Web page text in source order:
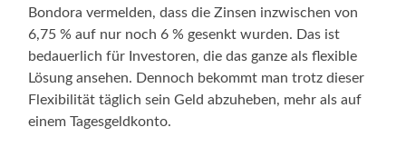
Bondora vermelden, dass die Zinsen inzwischen von
6,75 % auf nur noch 6 % gesenkt wurden. Das ist
bedauerlich für Investoren, die das ganze als flexible
Lösung ansehen. Dennoch bekommt man trotz dieser
Flexibilität täglich sein Geld abzuheben, mehr als auf
einem Tagesgeldkonto.